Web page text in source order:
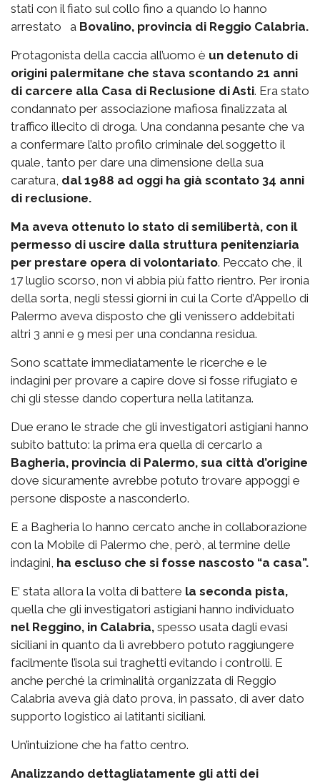
stati con il fiato sul collo fino a quando lo hanno
arrestato a Bovalino, provincia di Reggio Calabria.
Protagonista della caccia all’uomo è un detenuto di
origini palermitane che stava scontando 21 anni
di carcere alla Casa di Reclusione di Asti. Era stato
condannato per associazione mafiosa finalizzata al
traffico illecito di droga. Una condanna pesante che va
a confermare l’alto profilo criminale del soggetto il
quale, tanto per dare una dimensione della sua
caratura, dal 1988 ad oggi ha già scontato 34 anni
di reclusione.
Ma aveva ottenuto lo stato di semilibertà, con il
permesso di uscire dalla struttura penitenziaria
per prestare opera di volontariato. Peccato che, il
17 luglio scorso, non vi abbia più fatto rientro. Per ironia
della sorta, negli stessi giorni in cui la Corte d’Appello di
Palermo aveva disposto che gli venissero addebitati
altri 3 anni e 9 mesi per una condanna residua.
Sono scattate immediatamente le ricerche e le
indagini per provare a capire dove si fosse rifugiato e
chi gli stesse dando copertura nella latitanza.
Due erano le strade che gli investigatori astigiani hanno
subito battuto: la prima era quella di cercarlo a
Bagheria, provincia di Palermo, sua città d’origine
dove sicuramente avrebbe potuto trovare appoggi e
persone disposte a nasconderlo.
E a Bagheria lo hanno cercato anche in collaborazione
con la Mobile di Palermo che, però, al termine delle
indagini, ha escluso che si fosse nascosto “a casa”.
E’ stata allora la volta di battere la seconda pista,
quella che gli investigatori astigiani hanno individuato
nel Reggino, in Calabria, spesso usata dagli evasi
siciliani in quanto da lì avrebbero potuto raggiungere
facilmente l’isola sui traghetti evitando i controlli. E
anche perché la criminalità organizzata di Reggio
Calabria aveva già dato prova, in passato, di aver dato
supporto logistico ai latitanti siciliani.
Un’intuizione che ha fatto centro.
Analizzando dettagliatamente gli atti dei